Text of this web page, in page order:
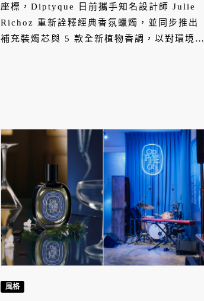
座標，Diptyque 日前攜手知名設計師 Julie
Richoz 重新詮釋經典香氛蠟燭，並同步推出
補充裝燭芯與 5 款全新植物香調，以對環境更
風格